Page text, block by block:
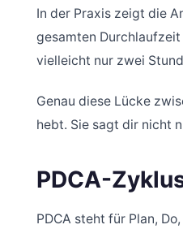
In der Praxis zeigt die
gesamten
vielleicht nur zwei
Genau diese Lücke
hebt. Sie sagt dir nicht
PDCA-
PDCA steht für Plan,